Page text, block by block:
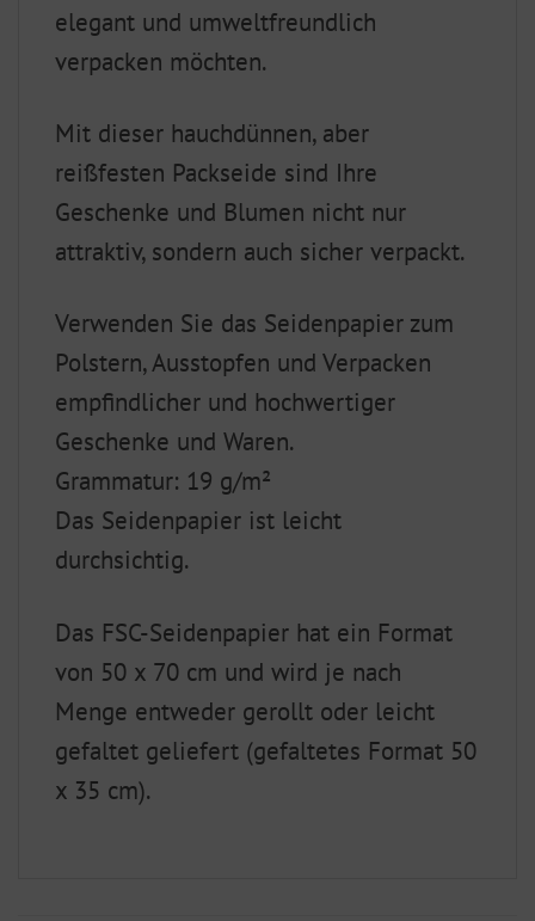
elegant und umweltfreundlich
verpacken möchten.
Mit dieser hauchdünnen, aber
reißfesten Packseide sind Ihre
Geschenke und Blumen nicht nur
attraktiv, sondern auch sicher verpackt.
Verwenden Sie das Seidenpapier zum
Polstern, Ausstopfen und Verpacken
empfindlicher und hochwertiger
Geschenke und Waren.
Grammatur: 19 g/m²
Das Seidenpapier ist leicht
durchsichtig.
Das FSC-Seidenpapier hat ein Format
von 50 x 70 cm und wird je nach
Menge entweder gerollt oder leicht
gefaltet geliefert (gefaltetes Format 50
x 35 cm).